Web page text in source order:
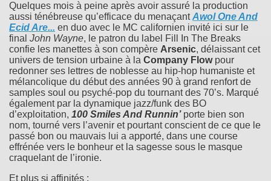
Quelques mois à peine après avoir assuré la production
aussi ténébreuse qu’efficace du menaçantAwol One And
Ecid Are... en duo avec le MC californien invité ici sur le
final John Wayne, le patron du label Fill In The Breaks
confie les manettes à son compère Arsenic, délaissant cet
univers de tension urbaine à la Company Flowpour
redonner ses lettres de noblesse au hip-hop humaniste et
mélancolique du début des années 90 à grand renfort de
samples soul ou psyché-pop du tournant des 70’s. Marqué
également par la dynamique jazz/funk des BO
d’exploitation, 100 Smiles And Runnin’ porte bien son
nom, tourné vers l’avenir et pourtant conscient de ce que le
passé bon ou mauvais lui a apporté, dans une course
effrénée vers le bonheur et la sagesse sous le masque
craquelant de l’ironie.
Et plus si affinités :